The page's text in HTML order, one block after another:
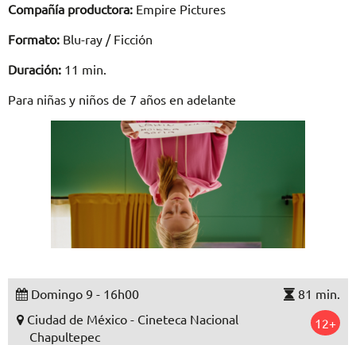
Compañía productora: Empire Pictures
Formato: Blu-ray / Ficción
Duración: 11 min.
Para niñas y niños de 7 años en adelante
Domingo 9 - 16h00
81 min.
Ciudad de México - Cineteca Nacional
Chapultepec
12+